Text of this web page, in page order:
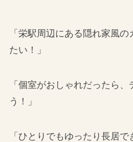
「栄駅周辺にある隠れ家風
たい！」
「個室がおしゃれだったら
う！」
「ひとりでもゆったり長居